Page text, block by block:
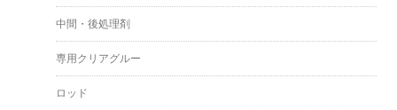
中間・後処理剤
専用クリアグルー
ロッド